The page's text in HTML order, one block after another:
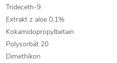
Trideceth-9
Extrakt z aloe 0,1%
Kokamidopropylbetain
Polysorbát 20
Dimethikon